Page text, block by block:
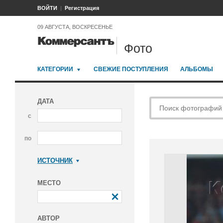
ВОЙТИ Регистрация
09 АВГУСТА, ВОСКРЕСЕНЬЕ
Фото
КАТЕГОРИИ СВЕЖИЕ ПОСТУПЛЕНИЯ АЛЬБОМЫ
ДАТА
с
по
ИСТОЧНИК
МЕСТО
АВТОР